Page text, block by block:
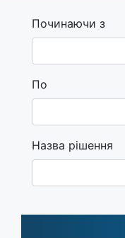
Починаючи з
По
Назва рішення